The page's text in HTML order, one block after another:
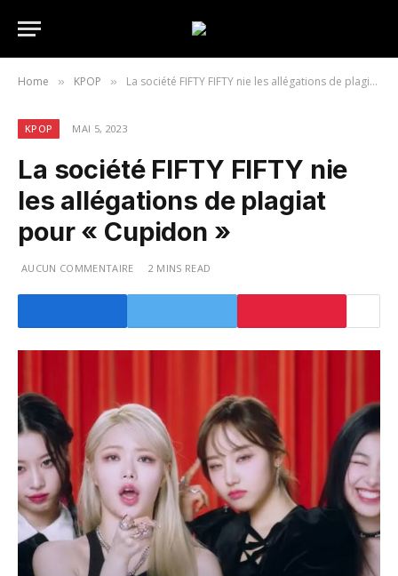
Home » KPOP » La société FIFTY FIFTY nie les allégations de plagiat pour « Cupidon »
KPOP MAI 5, 2023
La société FIFTY FIFTY nie
les allégations de plagiat
pour « Cupidon »
AUCUN COMMENTAIRE 2 MINS READ